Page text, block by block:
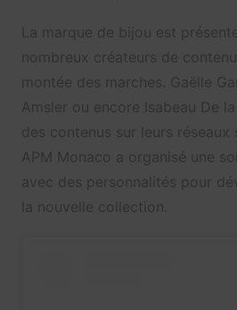
La marque de bijou est
nombreux créateurs de
montée des marches. Gaëlle
Amsler ou encore Isabeau De
des contenus sur leurs réseaux
APM Monaco a organisé une
avec des personnalités pour
la nouvelle collection.